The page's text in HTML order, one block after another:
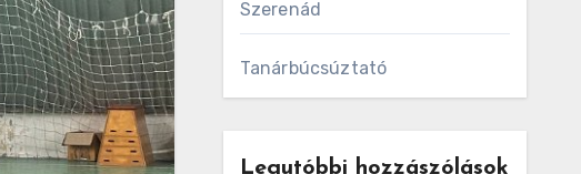
Szerenád
Tanárbúcsúztató
Legutóbbi hozzászólások